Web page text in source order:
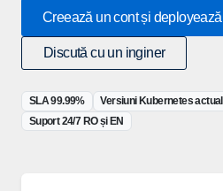
Creează un cont și
Discută cu un inginer
SLA 99.99% Versiuni Kubernetes
Suport 24/7 RO și EN